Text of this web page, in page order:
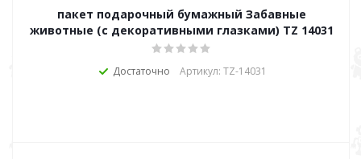
пакет подарочный бумажный Забавные
животные (с декоративными глазками) TZ 14031
Достаточно Артикул: TZ-14031